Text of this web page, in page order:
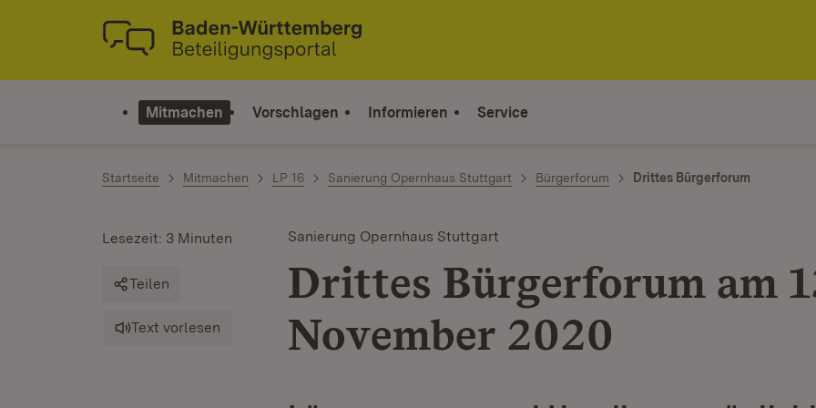
Zum Inhalt springen
Link zur Startseite
Mitmachen Vorschlagen Informieren Service
Startseite Mitmachen LP 16 Sanierung Opernhaus Stuttgart Bürgerforum Drittes Bürgerforum
Sanierung Opernhaus Stuttgart
Drittes Bürgerforum am
November 2020
Lesezeit: 3 Minuten
Teilen
Text vorlesen